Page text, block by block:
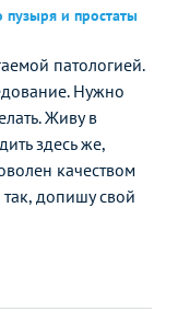
пузыря и простаты
патологией.
Нужно
Живу в
здесь же,
качеством
так, допишу свой